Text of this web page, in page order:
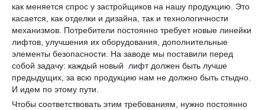
как меняется спрос у застройщиков на нашу продукцию. Это
касается, как отделки и дизайна, так и технологичности
механизмов. Потребители постоянно требует новые линейки
лифтов, улучшения их оборудования, дополнительные
элементы безопасности. На заводе мы поставили перед
собой задачу: каждый новый лифт должен быть лучше
предыдущих, за всю продукцию нам не должно быть стыдно.
И идем по этому пути.
Чтобы соответствовать этим требованиям, нужно постоянно